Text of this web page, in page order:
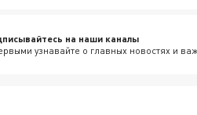
на наши каналы
узнавайте о главных новостях и